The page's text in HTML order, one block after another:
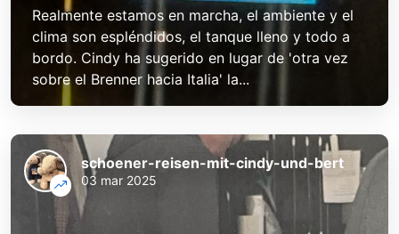
Realmente estamos en marcha, el ambiente y el
clima son espléndidos, el tanque lleno y todo a
bordo. Cindy ha sugerido en lugar de 'otra vez
sobre el Brenner hacia Italia' la...
schoener-reisen-mit-cindy-und-bert
03 mar 2025